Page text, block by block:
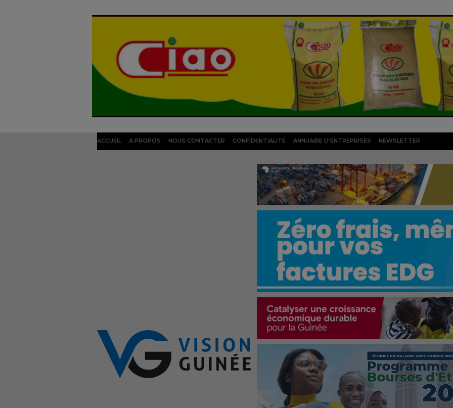
ACCUEIL A PROPOS NOUS CONTACTER CONFIDENTIALITÉ ANNUAIRE D’ENTREPRISES NEWSLETTER